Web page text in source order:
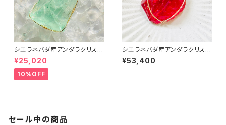
シエラネバダ産アンダラクリスタ
ル★～Gem Ether Mint～【世
界で1つだけのアンダラペンダン
トトップ】セドナ・ベルロックエネ
ルギーチャージ
¥25,020
10%OFF
シエラネバダ産アンダラクリスタ
ル ★宝石質~Gem Lemurian
Sunrise ~ 【世界で1つだけのア
¥53,400
セール中の商品